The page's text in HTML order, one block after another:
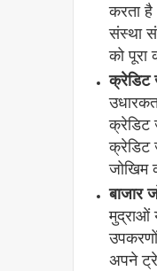
करता
संस्था
को
क्रेडिट
क्रेडिट
क्रेडिट
जोखिम
बाजार
मुद्राओं
अपने